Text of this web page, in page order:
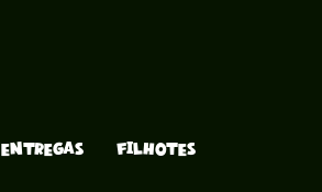
ENTREGAS FILHOTES